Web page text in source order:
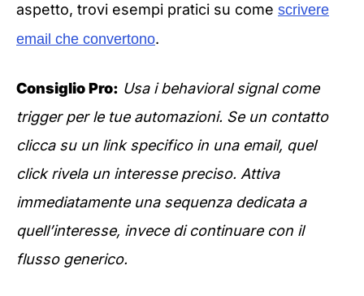
aspetto, trovi esempi pratici su come scrivere
email che convertono.
Consiglio Pro: Usa i behavioral signal come
trigger per le tue automazioni. Se un contatto
clicca su un link specifico in una email, quel
click rivela un interesse preciso. Attiva
immediatamente una sequenza dedicata a
quell’interesse, invece di continuare con il
flusso generico.